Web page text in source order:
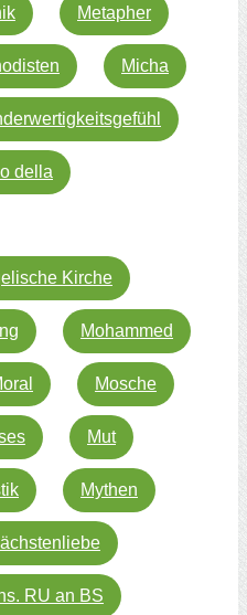
Metapher
Micha
della
Kirche
Mohammed
Mosche
Mut
Mythen
RU an BS